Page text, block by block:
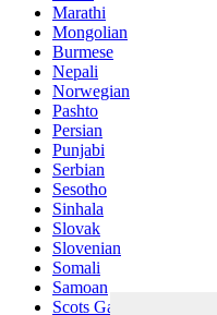
Marathi
Mongolian
Burmese
Nepali
Norwegian
Pashto
Persian
Punjabi
Serbian
Sesotho
Sinhala
Slovak
Slovenian
Somali
Samoan
Scots Gaelic